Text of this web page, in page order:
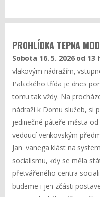
PROHLÍDKA TEPNA
Sobota 16. 5. 2026 od 13
vlakovým nádražím,
Palackého třída je dnes
tomu tak vždy. Na
nádraží k Domu služeb, si
jedinečné páteře města
vedoucí venkovským
Jan Ivanega klást na
socialismu, kdy se měla
přetvářeného centra
budeme i jen zčásti